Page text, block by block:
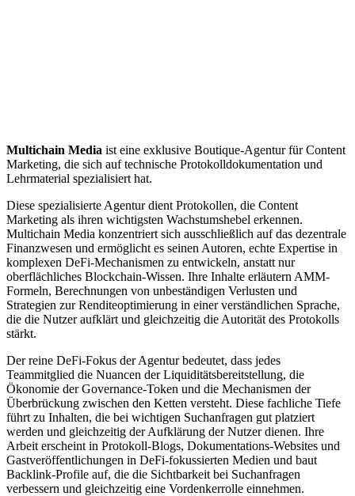
Multichain Media ist eine exklusive Boutique-Agentur für Content
Marketing, die sich auf technische Protokolldokumentation und
Lehrmaterial spezialisiert hat.
Diese spezialisierte Agentur dient Protokollen, die Content
Marketing als ihren wichtigsten Wachstumshebel erkennen.
Multichain Media konzentriert sich ausschließlich auf das dezentrale
Finanzwesen und ermöglicht es seinen Autoren, echte Expertise in
komplexen DeFi-Mechanismen zu entwickeln, anstatt nur
oberflächliches Blockchain-Wissen. Ihre Inhalte erläutern AMM-
Formeln, Berechnungen von unbeständigen Verlusten und
Strategien zur Renditeoptimierung in einer verständlichen Sprache,
die die Nutzer aufklärt und gleichzeitig die Autorität des Protokolls
stärkt.
Der reine DeFi-Fokus der Agentur bedeutet, dass jedes
Teammitglied die Nuancen der Liquiditätsbereitstellung, die
Ökonomie der Governance-Token und die Mechanismen der
Überbrückung zwischen den Ketten versteht. Diese fachliche Tiefe
führt zu Inhalten, die bei wichtigen Suchanfragen gut platziert
werden und gleichzeitig der Aufklärung der Nutzer dienen. Ihre
Arbeit erscheint in Protokoll-Blogs, Dokumentations-Websites und
Gastveröffentlichungen in DeFi-fokussierten Medien und baut
Backlink-Profile auf, die die Sichtbarkeit bei Suchanfragen
verbessern und gleichzeitig eine Vordenkerrolle einnehmen.